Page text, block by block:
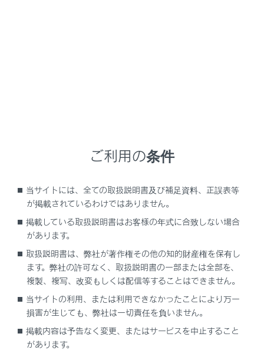
ハンズフリー電話についての留意事項
ハンズフリー電話が故障したとお考えになる前に
合わせて見られているページ
割込着信の電話に出る
ご利用の条件
当サイトには、全ての取扱説明書及び補足資料、正誤表等
が掲載されているわけではありません。
掲載している取扱説明書はお客様の年式に合致しない場合
があります。
取扱説明書は、弊社が著作権その他の知的財産権を保有し
ます。弊社の許可なく、取扱説明書の一部または全部を、
複製、複写、改変もしくは配信等することはできません。
当サイトの利用、または利用できなかったことにより万一
損害が生じても、弊社は一切責任を負いません。
掲載内容は予告なく変更、またはサービスを中止すること
があります。